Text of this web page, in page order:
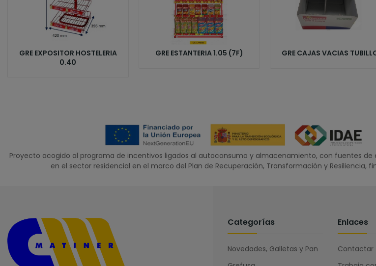
GRE EXPOSITOR HOSTELERIA
0.40
GRE ESTANTERIA 1.05 (7F) GRE CAJAS VACIAS
Proyecto acogido al programa de incentivos ligados al autoconsumo y almacenamiento, con fuentes
en el sector residencial en el marco del Plan de Recuperación, Transformación y Resiliencia,
Categorías
Novedades, Galletas y Pan
Enlaces
Contactar